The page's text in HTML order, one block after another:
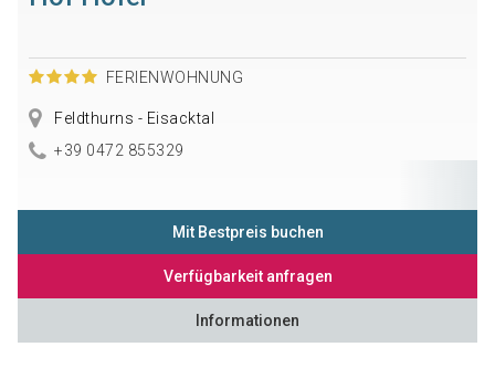
FERIENWOHNUNG
Feldthurns - Eisacktal
+39 0472 855329
Mit Bestpreis buchen
Verfügbarkeit anfragen
Informationen